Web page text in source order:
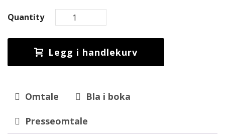
Quantity
Legg i handlekurv
Omtale Bla i boka
Presseomtale